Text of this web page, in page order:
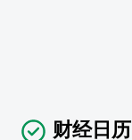
财经日历